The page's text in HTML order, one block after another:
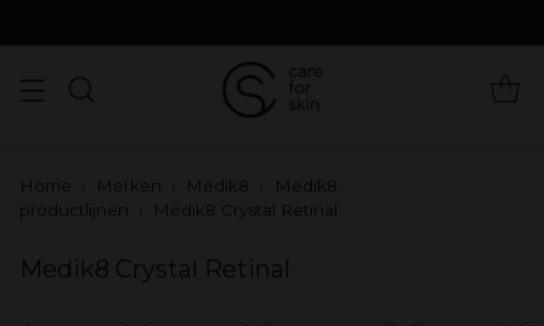
Home Merken Medik8
Medik8
productlijnen
Medik8 Crystal Retinal
Medik8 Crystal Retinal